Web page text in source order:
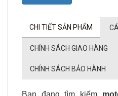
CHI TIẾT SẢN PHẨM
CHÍNH SÁCH BẢO HÀNH